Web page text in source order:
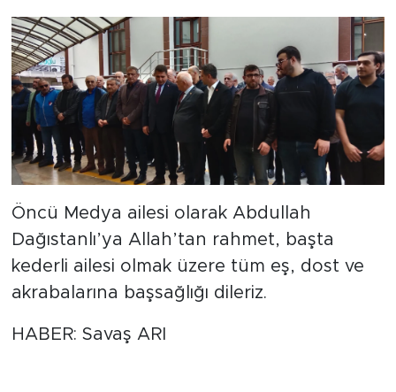
Öncü Medya ailesi olarak Abdullah
Dağıstanlı’ya Allah’tan rahmet, başta
kederli ailesi olmak üzere tüm eş, dost ve
akrabalarına başsağlığı dileriz.
HABER: Savaş ARI